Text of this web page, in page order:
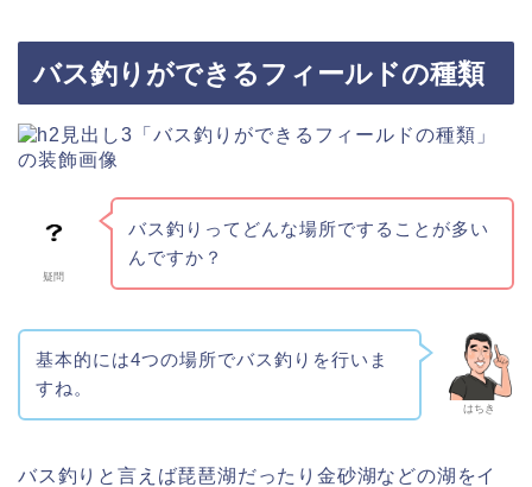
バス釣りができるフィールドの種類
疑問
バス釣りってどんな場所ですることが多い
んですか？
はちき
基本的には4つの場所でバス釣りを行いま
すね。
バス釣りと言えば琵琶湖だったり金砂湖などの湖をイ